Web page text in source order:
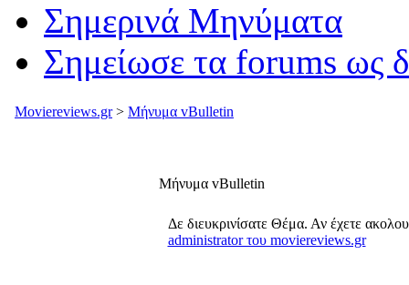
Σημερινά Μηνύματα
Σημείωσε τα forums ως
Moviereviews.gr> Μήνυμα vBulletin
Μήνυμα vBulletin
Δε διευκρινίσατε Θέμα. Αν έχετε
administrator του moviereviews.gr